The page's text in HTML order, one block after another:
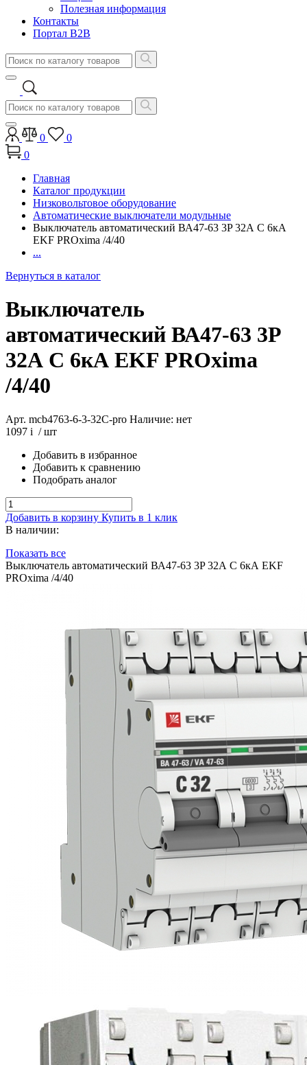
Полезная информация
Контакты
Портал B2B
0
0
0
Главная
Каталог продукции
Низковольтовое оборудование
Автоматические выключатели модульные
Выключатель автоматический ВА47-63 3P 32А C 6кА
EKF PROxima /4/40
...
Вернуться в каталог
Выключатель
автоматический ВА47-63 3P
32А C 6кА EKF PROxima
/4/40
Арт. mcb4763-6-3-32C-pro Наличие: нет
1097 i / шт
Добавить в избранное
Добавить к сравнению
Подобрать аналог
Добавить в корзину Купить в 1 клик
В наличии:
Показать все
Выключатель автоматический ВА47-63 3P 32А C 6кА EKF
PROxima /4/40